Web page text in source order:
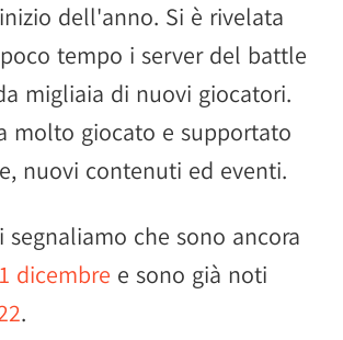
dell'anno. Si è rivelata
tempo i server del battle
migliaia di nuovi giocatori.
molto giocato e supportato
nuovi contenuti ed eventi.
che sono ancora
dicembre e sono già noti
.